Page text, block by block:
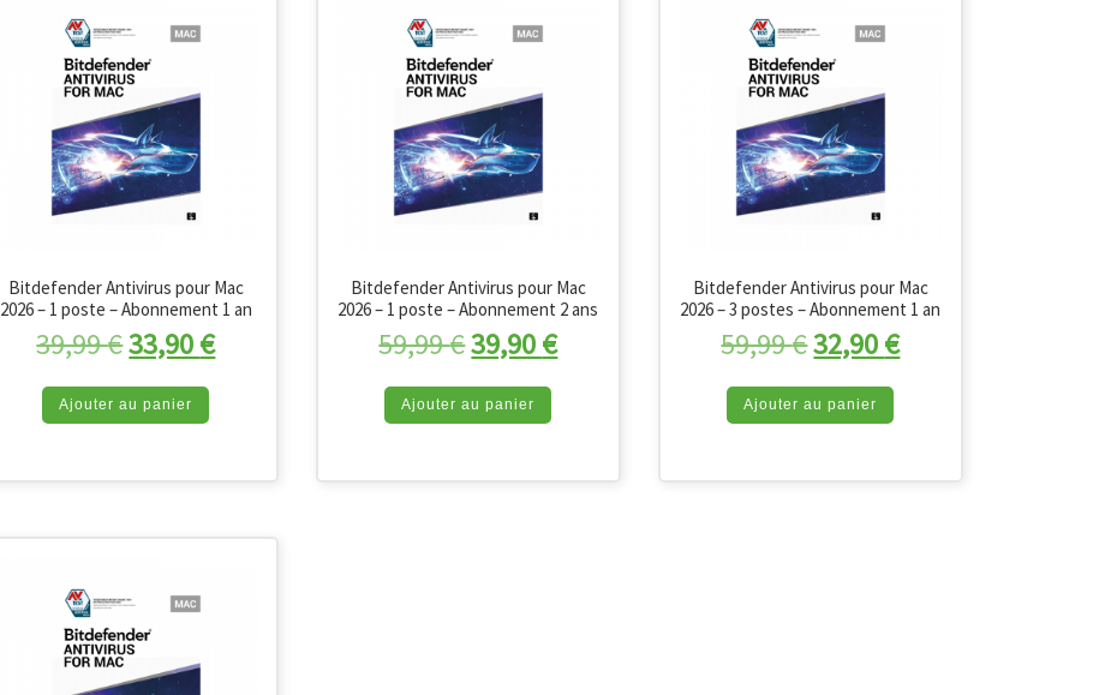
Bitdefender Antivirus pour Mac
2026 – 1 poste – Abonnement 1 an
39,99€Le prix initial était : 39,99 €.
33,90€Le prix actuel est : 33,90 €.
Ajouter au panier
Bitdefender Antivirus pour Mac
2026 – 1 poste – Abonnement 2 ans
59,99€Le prix initial était : 59,99 €.
39,90€Le prix actuel est : 39,90 €.
Ajouter au panier
Bitdefender Antivirus pour Mac
2026 – 3 postes – Abonnement 1 an
59,99€Le prix initial était :
32,90€Le prix actuel
Ajouter au panier